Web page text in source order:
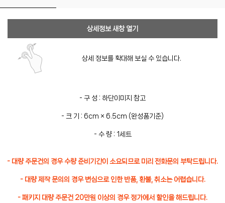
상세정보 새창 열기
상세 정보를 확대해 보실 수 있습니다.
- 구 성 : 하단이미지 참고
- 크 기 : 6cm × 6.5cm (완성품기준)
- 수 량 : 1세트
- 대량 주문건의 경우 수량 준비기간이 소요되므로 미리 전화문의 부탁드립니다.
- 대량 제작 문의의 경우 변심으로 인한 반품, 환불, 취소는 어렵습니다.
- 패키지 대량 주문건 20만원 이상의 경우 정가에서 할인을 해드립니다.